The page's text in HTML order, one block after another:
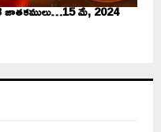
జాతకములు…15 మే, 2024